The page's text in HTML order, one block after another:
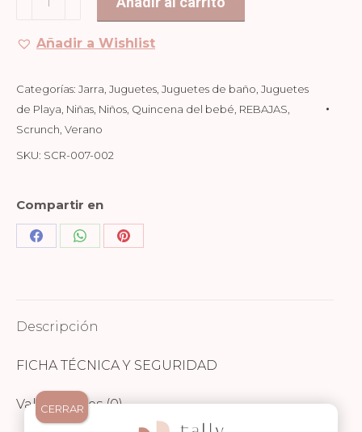
13,90€.8,34€.
PinkAñadir a Wishlist
Categorías: Jarra Juguetes Juguetes de baño Juguetes
de Playa Niñas Niños Quincena del bebé REBAJAS
Scrunch Verano
SKU: SCR-007-002
Compartir en
Share Share Share
Descripción
FICHA TÉCNICA Y SEGURIDAD
Valoraciones (0)
CERRAR